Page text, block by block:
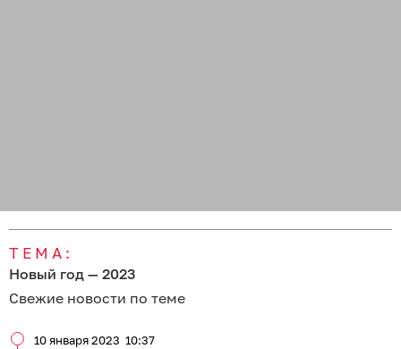
ТЕМА:
Новый год — 2023
Свежие новости по теме
10 января 2023 10:37